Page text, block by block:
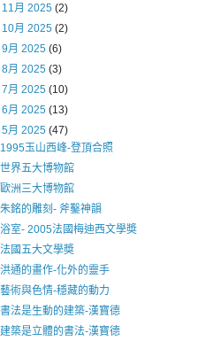
11月 2025(2)
10月 2025(2)
9月 2025(6)
8月 2025(3)
7月 2025(10)
6月 2025(13)
5月 2025(47)
1995玉山西峰-登頂合照
世界五大博物館
歐洲三大博物館
朱銘的雕刻- 斧鑿神韻
浴室- 2005法國梅迪西文學奬
法國五大文學奬
洪通的畫作-化外的靈手
藝術與色情-穩藏的動力
書法是生動的建築-漢寶德
建築是立體的書法-漢寶德